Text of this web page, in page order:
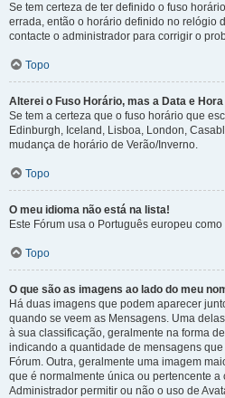
Se tem certeza de ter definido o fuso
errada, então o horário definido no relógio
contacte o administrador para corrigir o
Topo
Alterei o Fuso Horário, mas a Data e
Se tem a certeza que o fuso horário que
Edinburgh, Iceland, Lisboa, London,
mudança de horário de Verão/Inverno.
Topo
O meu idioma não está na lista!
Este Fórum usa o Português europeu
Topo
O que são as imagens ao lado do meu
Há duas imagens que podem aparecer
quando se veem as Mensagens. Uma
à sua classificação, geralmente na forma
indicando a quantidade de mensagens
Fórum. Outra, geralmente uma imagem
que é normalmente única ou pertencente a
Administrador permitir ou não o uso de